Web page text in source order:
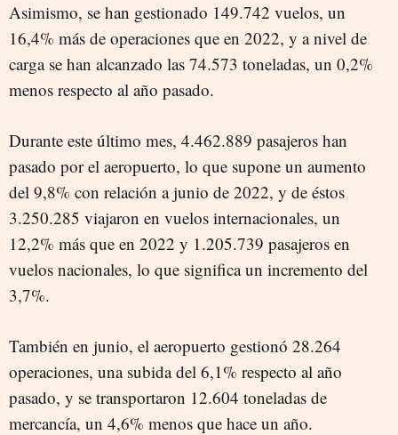
Asimismo, se han gestionado 149.742 vuelos, un
16,4% más de operaciones que en 2022, y a nivel de
carga se han alcanzado las 74.573 toneladas, un 0,2%
menos respecto al año pasado.
Durante este último mes, 4.462.889 pasajeros han
pasado por el aeropuerto, lo que supone un aumento
del 9,8% con relación a junio de 2022, y de éstos
3.250.285 viajaron en vuelos internacionales, un
12,2% más que en 2022 y 1.205.739 pasajeros en
vuelos nacionales, lo que significa un incremento del
3,7%.
También en junio, el aeropuerto gestionó 28.264
operaciones, una subida del 6,1% respecto al año
pasado, y se transportaron 12.604 toneladas de
mercancía, un 4,6% menos que hace un año.